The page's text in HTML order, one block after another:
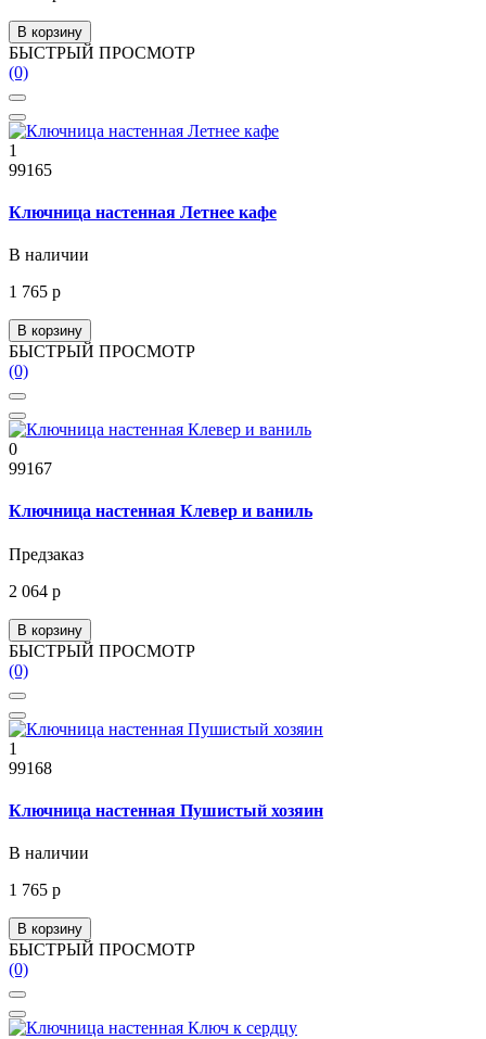
В корзину
БЫСТРЫЙ ПРОСМОТР
(0)
1
99165
Ключница настенная Летнее кафе
В наличии
1 765 р
В корзину
БЫСТРЫЙ ПРОСМОТР
(0)
0
99167
Ключница настенная Клевер и ваниль
Предзаказ
2 064 р
В корзину
БЫСТРЫЙ ПРОСМОТР
(0)
1
99168
Ключница настенная Пушистый хозяин
В наличии
1 765 р
В корзину
БЫСТРЫЙ ПРОСМОТР
(0)